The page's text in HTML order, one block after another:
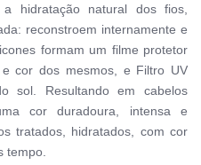
hidratação natural dos fios,
reconstroem internamente e
formam um filme protetor
cor dos mesmos, e Filtro UV
sol. Resultando em cabelos
cor duradoura, intensa e
tratados, hidratados, com cor
tempo.